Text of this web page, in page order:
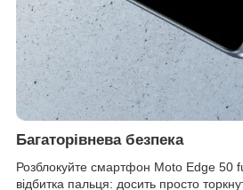
Багаторівнева безпека
Розблокуйте смартфон Moto Edge 50
відбитка пальця: досить просто